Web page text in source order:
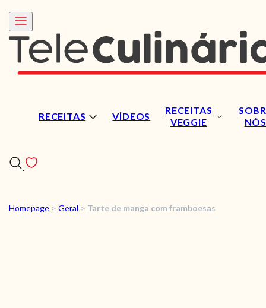
RECEITAS VÍDEOS
RECEITAS
VEGGIE
NÓS
RECEITAS
Homepage > Geral > Tarte de manga com framboesas